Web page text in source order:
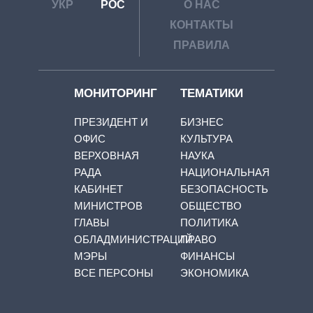
УКР РОС
О НАС
КОНТАКТЫ
ПРАВИЛА
МОНИТОРИНГ
ПРЕЗИДЕНТ И
ОФИС
ВЕРХОВНАЯ
РАДА
КАБИНЕТ
МИНИСТРОВ
ГЛАВЫ
ОБЛАДМИНИСТРАЦИЙ
МЭРЫ
ВСЕ ПЕРСОНЫ
ТЕМАТИКИ
БИЗНЕС
КУЛЬТУРА
НАУКА
НАЦИОНАЛЬНАЯ
БЕЗОПАСНОСТЬ
ОБЩЕСТВО
ПОЛИТИКА
ПРАВО
ФИНАНСЫ
ЭКОНОМИКА